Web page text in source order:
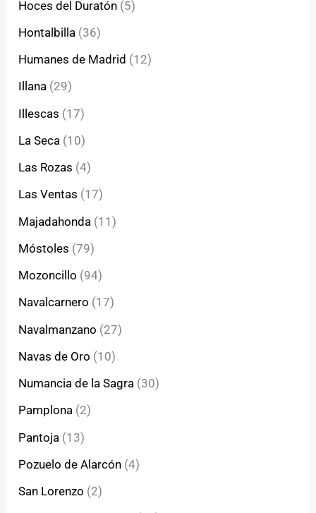
Hoces del Duratón (5)
Hontalbilla (36)
Humanes de Madrid (12)
Illana (29)
Illescas (17)
La Seca (10)
Las Rozas (4)
Las Ventas (17)
Majadahonda (11)
Móstoles (79)
Mozoncillo (94)
Navalcarnero (17)
Navalmanzano (27)
Navas de Oro (10)
Numancia de la Sagra (30)
Pamplona (2)
Pantoja (13)
Pozuelo de Alarcón (4)
San Lorenzo (2)